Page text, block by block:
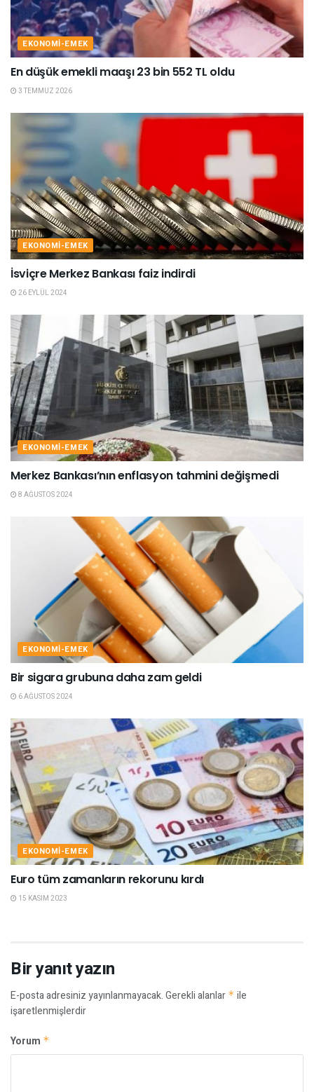
EKONOMI-EMEK
En düşük emekli maaşı 23 bin 552 TL oldu
3 TEMMUZ 2026
EKONOMI-EMEK
İsviçre Merkez Bankası faiz indirdi
26 EYLÜL 2024
EKONOMI-EMEK
Merkez Bankası’nın enflasyon tahmini değişmedi
8 AĞUSTOS 2024
EKONOMI-EMEK
Bir sigara grubuna daha zam geldi
6 AĞUSTOS 2024
EKONOMI-EMEK
Euro tüm zamanların rekorunu kırdı
15 KASIM 2023
Bir yanıt yazın
E-posta adresiniz yayınlanmayacak.Gerekli alanlar * ile
işaretlenmişlerdir
Yorum *